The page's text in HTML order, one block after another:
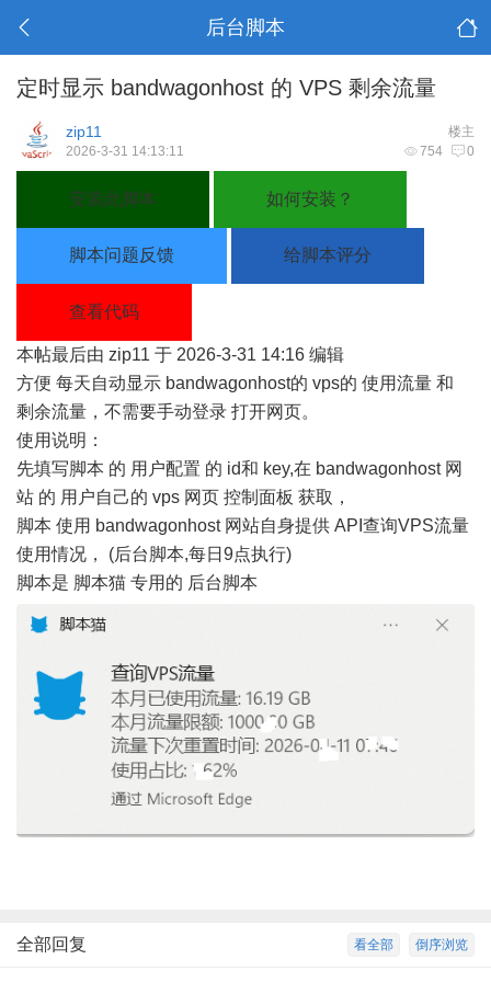
后台脚本
定时显示 bandwagonhost 的 VPS 剩余流量
楼主
zip11
754 0
2026-3-31 14:13:11
安装此脚本 如何安装？
脚本问题反馈 给脚本评分
查看代码
本帖最后由 zip11 于 2026-3-31 14:16 编辑
方便 每天自动显示 bandwagonhost的 vps的 使用流量 和
剩余流量，不需要手动登录 打开网页。
使用说明：
先填写脚本 的 用户配置 的 id和 key,在 bandwagonhost 网
站 的 用户自己的 vps 网页 控制面板 获取，
脚本 使用 bandwagonhost 网站自身提供 API查询VPS流量
使用情况， (后台脚本,每日9点执行)
脚本是 脚本猫 专用的 后台脚本
倒序浏览
看全部
全部回复